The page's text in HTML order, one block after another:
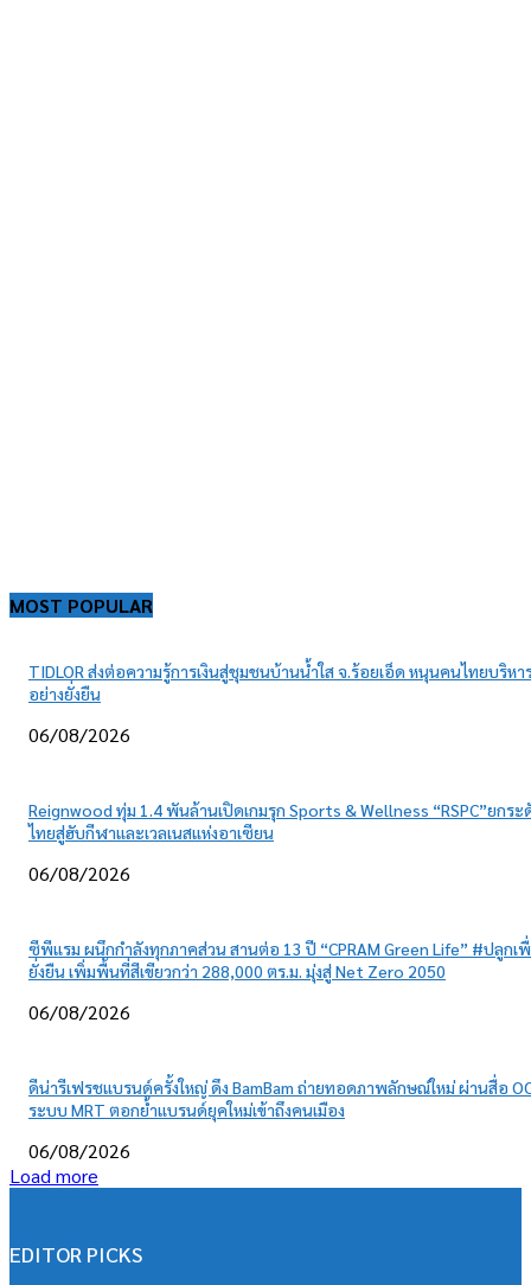
MOST POPULAR
TIDLOR ส่งต่อความรู้การเงินสู่ชุมชนบ้านน้ำใส จ.ร้อยเอ็ด หนุนคนไทยบริหา
อย่างยั่งยืน
06/08/2026
Reignwood ทุ่ม 1.4 พันล้านเปิดเกมรุก Sports & Wellness “RSPC”ยกระ
ไทยสู่ฮับกีฬาและเวลเนสแห่งอาเซียน
06/08/2026
ซีพีแรม ผนึกกำลังทุกภาคส่วน สานต่อ 13 ปี “CPRAM Green Life” #ปลูกเ
ยั่งยืน เพิ่มพื้นที่สีเขียวกว่า 288,000 ตร.ม. มุ่งสู่ Net Zero 2050
06/08/2026
ดีน่ารีเฟรชแบรนด์ครั้งใหญ่ ดึง BamBam ถ่ายทอดภาพลักษณ์ใหม่ ผ่านสื่อ
ระบบ MRT ตอกย้ำแบรนด์ยุคใหม่เข้าถึงคนเมือง
06/08/2026
Load more
EDITOR PICKS